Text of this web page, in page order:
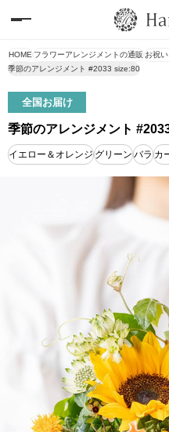
HOME フラワーアレンジメントの通販 お祝
季節のアレンジメント #2033 size:80
全国お届け
季節のアレンジメント
イエロー＆オレンジグリーンバラカ